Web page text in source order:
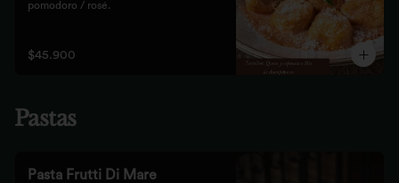
pomodoro / rosé.
$45.900
Pastas
Pasta Frutti Di Mare